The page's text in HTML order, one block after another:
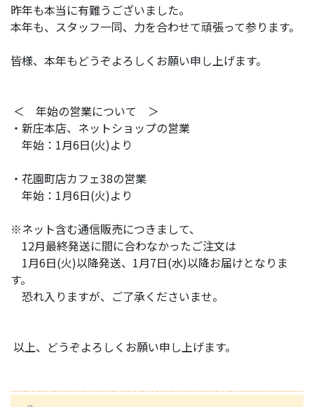
昨年も本当に有難うございました。
本年も、スタッフ一同、力を合わせて頑張って参ります。
皆様、本年もどうぞよろしくお願い申し上げます。
＜ 年始の営業について ＞
・新庄本店、ネットショップの営業
年始：1月6日(火)より
・花園町店カフェ38の営業
年始：1月6日(火)より
※ネット含む通信販売につきまして、
12月最終発送に間に合わなかったご注文は
1月6日(火)以降発送、1月7日(水)以降お届けとなりま
す。
恐れ入りますが、ご了承くださいませ。
以上、どうぞよろしくお願い申し上げます。